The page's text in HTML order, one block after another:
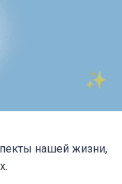
нашей жизни,